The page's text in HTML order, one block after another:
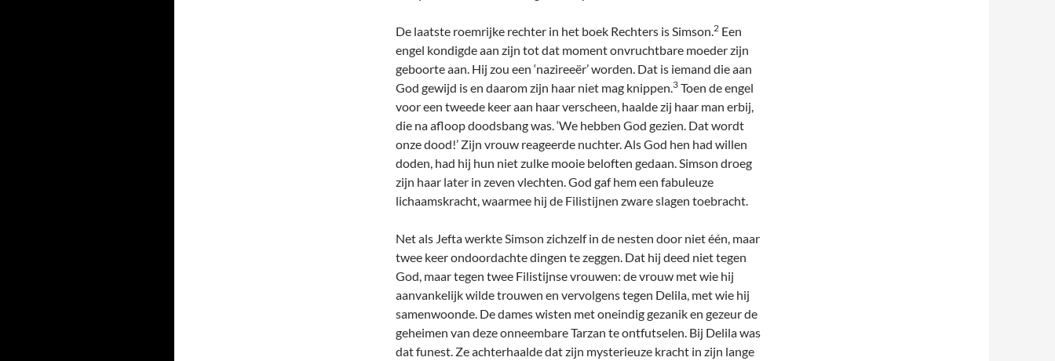
De laatste roemrijke rechter in het boek Rechters is Simson.2 Een
engel kondigde aan zijn tot dat moment onvruchtbare moeder zijn
geboorte aan. Hij zou een ‘nazireeër’ worden. Dat is iemand die aan
God gewijd is en daarom zijn haar niet mag knippen.3 Toen de engel
voor een tweede keer aan haar verscheen, haalde zij haar man erbij,
die na afloop doodsbang was. ‘We hebben God gezien. Dat wordt
onze dood!’ Zijn vrouw reageerde nuchter. Als God hen had willen
doden, had hij hun niet zulke mooie beloften gedaan. Simson droeg
zijn haar later in zeven vlechten. God gaf hem een fabuleuze
lichaamskracht, waarmee hij de Filistijnen zware slagen toebracht.
Net als Jefta werkte Simson zichzelf in de nesten door niet één, maar
twee keer ondoordachte dingen te zeggen. Dat hij deed niet tegen
God, maar tegen twee Filistijnse vrouwen: de vrouw met wie hij
aanvankelijk wilde trouwen en vervolgens tegen Delila, met wie hij
samenwoonde. De dames wisten met oneindig gezanik en gezeur de
geheimen van deze onneembare Tarzan te ontfutselen. Bij Delila was
dat funest. Ze achterhaalde dat zijn mysterieuze kracht in zijn lange